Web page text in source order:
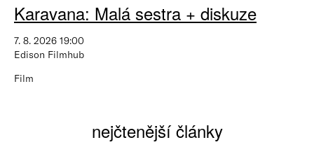
Karavana: Malá sestra + diskuze
7. 8. 2026 19:00
Edison Filmhub
Film
nejčtenější články